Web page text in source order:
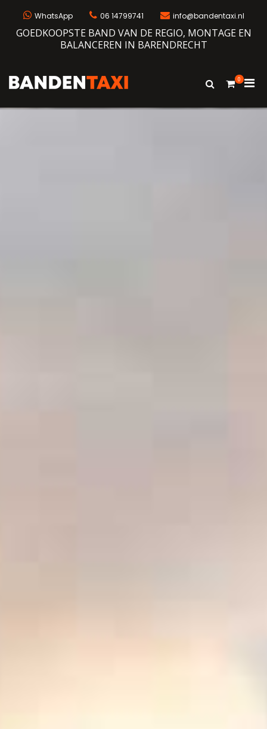
WhatsApp 06 14799741 info@bandentaxi.nl
GOEDKOOPSTE BAND VAN DE REGIO, MONTAGE EN
BALANCEREN IN BARENDRECHT
Bandengarage met eigen webshop
0